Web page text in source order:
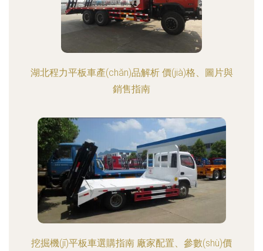
湖北程力平板車產(chǎn)品解析 價(jià)格、圖片與
銷售指南
挖掘機(jī)平板車選購指南 廠家配置、參數(shù)價